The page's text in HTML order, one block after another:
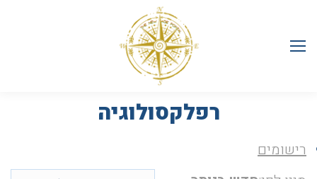
רפלקסולוגיה
רישומים